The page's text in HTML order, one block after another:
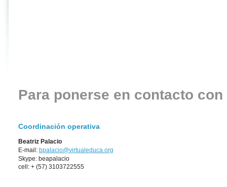
Para ponerse en contacto
Coordinación operativa
Beatriz Palacio
E-mail: bpalacio@virtualeduca.org
Skype: beapalacio
cell: + (57) 3103722555